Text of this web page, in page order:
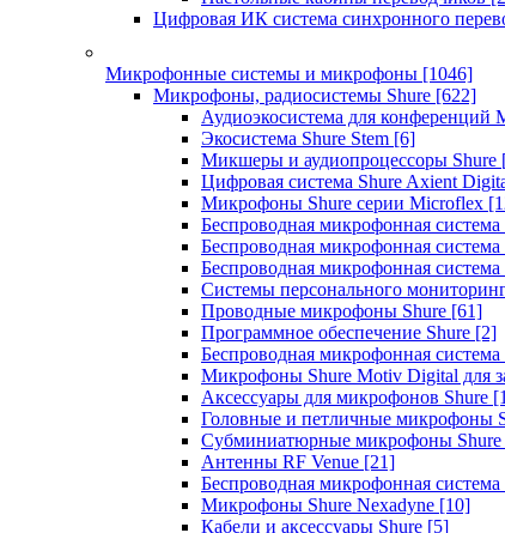
Цифровая ИК система синхронного
Микрофонные системы и микрофоны [1046]
Микрофоны, радиосистемы Shure [622]
Аудиоэкосистема для конференций
Экосистема Shure Stem [6]
Микшеры и аудиопроцессоры Shure
Цифровая система Shure Axient
Микрофоны Shure серии Microflex
Беспроводная микрофонная
Беспроводная микрофонная
Беспроводная микрофонная
Системы персонального
Проводные микрофоны Shure [61]
Программное обеспечение Shure [2]
Беспроводная микрофонная
Микрофоны Shure Motiv Digital для
Аксессуары для микрофонов Shure
Головные и петличные микрофоны
Субминиатюрные микрофоны Shure
Антенны RF Venue [21]
Беспроводная микрофонная
Микрофоны Shure Nexadyne [10]
Кабели и аксессуары Shure [5]